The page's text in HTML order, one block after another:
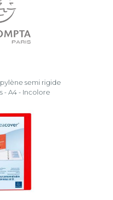
semi rigide
- A4 - Incolore